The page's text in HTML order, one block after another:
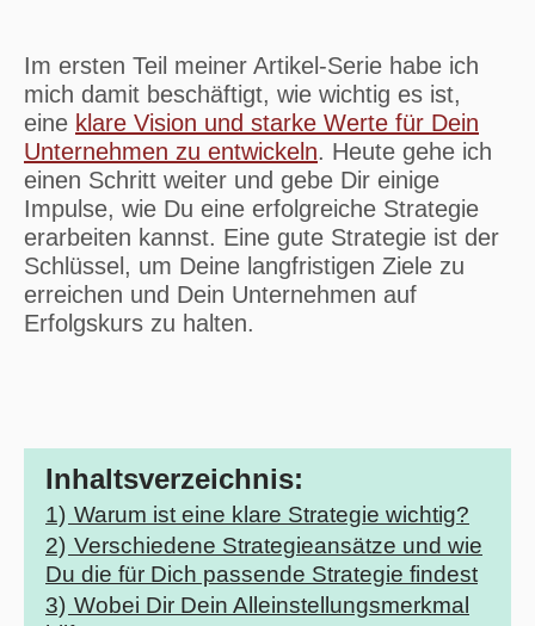
Im ersten Teil meiner Artikel-Serie habe ich
mich damit beschäftigt, wie wichtig es ist,
eine klare Vision und starke Werte für Dein
Unternehmen zu entwickeln. Heute gehe ich
einen Schritt weiter und gebe Dir einige
Impulse, wie Du eine erfolgreiche Strategie
erarbeiten kannst. Eine gute Strategie ist der
Schlüssel, um Deine langfristigen Ziele zu
erreichen und Dein Unternehmen auf
Erfolgskurs zu halten.
Inhaltsverzeichnis:
1) Warum ist eine klare Strategie wichtig?
2) Verschiedene Strategieansätze und wie
Du die für Dich passende Strategie findest
3) Wobei Dir Dein Alleinstellungsmerkmal